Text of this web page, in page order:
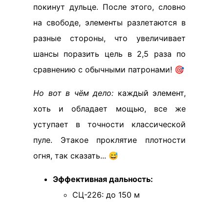
покинут дульце. После этого, словно
на свободе, элементы разлетаются в
разные стороны, что увеличивает
шансы поразить цель в 2,5 раза по
сравнению с обычными патронами! 🎯
Но вот в чём дело: каждый элемент,
хоть и обладает мощью, все же
уступает в точности классической
пуле. Этакое проклятие плотности
огня, так сказать... 😅
Эффективная дальность:
СЦ-226: до 150 м